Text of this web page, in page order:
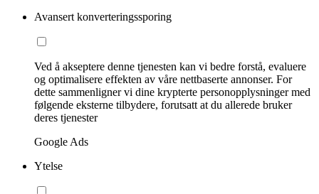
Avansert konverteringssporing
Ved å akseptere denne tjenesten kan vi bedre forstå, evaluere
og optimalisere effekten av våre nettbaserte annonser. For
dette sammenligner vi dine krypterte personopplysninger med
følgende eksterne tilbydere, forutsatt at du allerede bruker
deres tjenester
Google Ads
Ytelse